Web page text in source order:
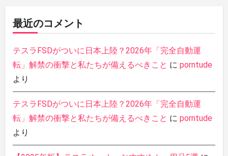
最近のコメント
テスラFSDがついに日本上陸？2026年「完全自動運
転」解禁の衝撃と私たちが備えるべきこと に porntude
より
テスラFSDがついに日本上陸？2026年「完全自動運
転」解禁の衝撃と私たちが備えるべきこと に porntude
より